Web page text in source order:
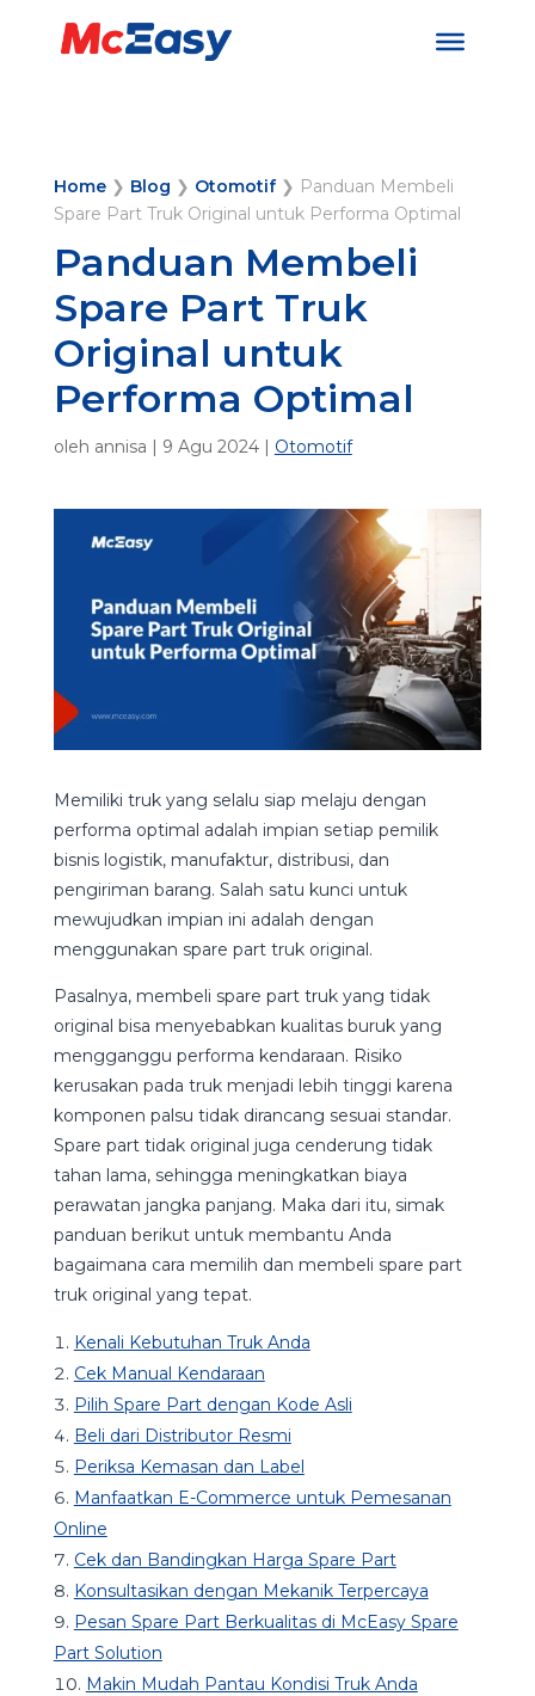
Home❯ Blog ❯ Otomotif❯ Panduan Membeli
Spare Part Truk Original untuk Performa Optimal
Panduan Membeli
Spare Part Truk
Original untuk
Performa Optimal
oleh annisa | 9 Agu 2024| Otomotif
Memiliki truk yang selalu siap melaju dengan
performa optimal adalah impian setiap pemilik
bisnis logistik, manufaktur, distribusi, dan
pengiriman barang. Salah satu kunci untuk
mewujudkan impian ini adalah dengan
menggunakan spare part truk original.
Pasalnya, membeli spare part truk yang tidak
original bisa menyebabkan kualitas buruk yang
mengganggu performa kendaraan. Risiko
kerusakan pada truk menjadi lebih tinggi karena
komponen palsu tidak dirancang sesuai standar.
Spare part tidak original juga cenderung tidak
tahan lama, sehingga meningkatkan biaya
perawatan jangka panjang. Maka dari itu, simak
panduan berikut untuk membantu Anda
bagaimana cara memilih dan membeli spare part
truk original yang tepat.
Kenali Kebutuhan Truk Anda
Cek Manual Kendaraan
Pilih Spare Part dengan Kode Asli
Beli dari Distributor Resmi
Periksa Kemasan dan Label
Manfaatkan E-Commerce untuk Pemesanan
Online
Cek dan Bandingkan Harga Spare Part
Konsultasikan dengan Mekanik Terpercaya
Pesan Spare Part Berkualitas di McEasy Spare
Part Solution
Makin Mudah Pantau Kondisi Truk Anda